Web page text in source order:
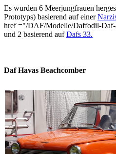
Es wurden 6 Meerjungfrauen
Prototyps) basierend auf einer
href ="/DAF/Modelle/Daffodil-
und 2 basierend aufDafs 33.
Daf Havas Beachcomber